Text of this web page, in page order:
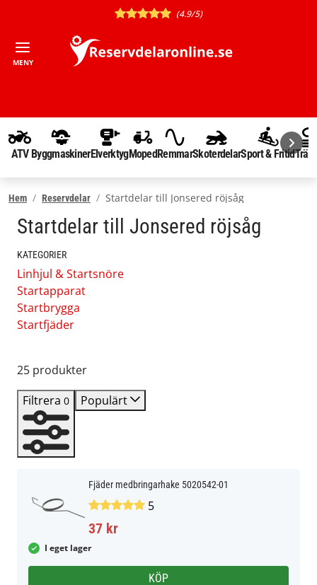
(4.9/5)
MENY
ATV ByggmaskinerElverktygMopedRemmarSkoterdelarSport & Fritid
Hem Reservdelar Startdelar till Jonsered röjsåg
Startdelar till Jonsered röjsåg
KATEGORIER
Linhjul & Startsnöre
Startapparat
Startbrygga
Startfjäder
25 produkter
Filtrera 0 Populärt
Fjäder medbringarhake 5020542-01
5
37 kr
I eget lager
KÖP